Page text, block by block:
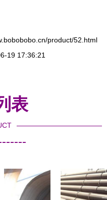
product/52.html
19 17:36:21
表